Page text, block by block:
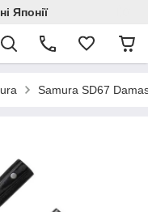
Японії
Samura SD67